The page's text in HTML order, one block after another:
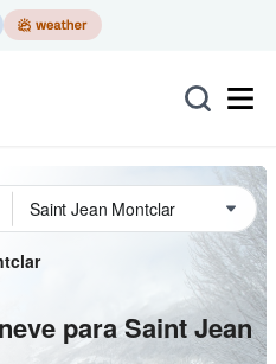
para Saint Jean